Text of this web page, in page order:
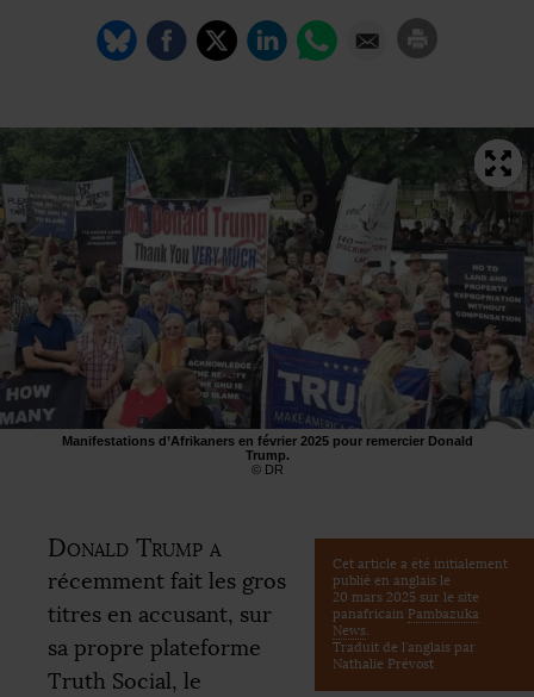
Manifestations d’Afrikaners en février 2025 pour remercier Donald
Trump.
© DR
Cet article a été initialement
publié en anglais le
20 mars 2025 sur le site
panafricain Pambazuka
News.
Traduit de l’anglais par
Nathalie Prévost
Donald Trump a
récemment fait les gros
titres en accusant, sur
sa propre plateforme
Truth Social, le